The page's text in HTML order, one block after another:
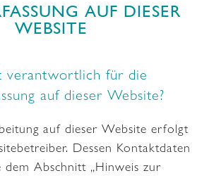
AUF DIESER
WEBSITE
verantwortlich für die
auf dieser Website?
auf dieser Website erfolgt
Dessen Kontaktdaten
dem Abschnitt „Hinweis zur